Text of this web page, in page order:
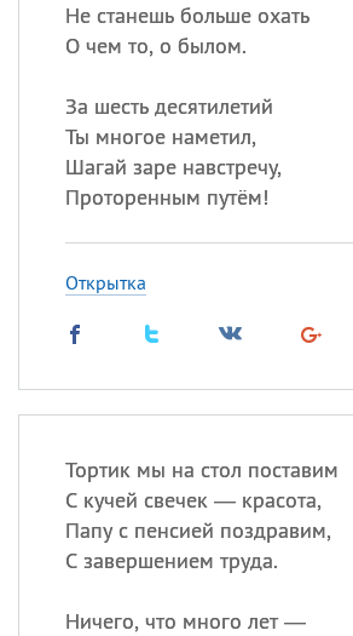
Не станешь больше охать
О чем то, о былом.
За шесть десятилетий
Ты многое наметил,
Шагай заре навстречу,
Проторенным путём!
Открытка
Тортик мы на стол поставим
С кучей свечек — красота,
Папу с пенсией поздравим,
С завершением труда.
Ничего, что много лет —